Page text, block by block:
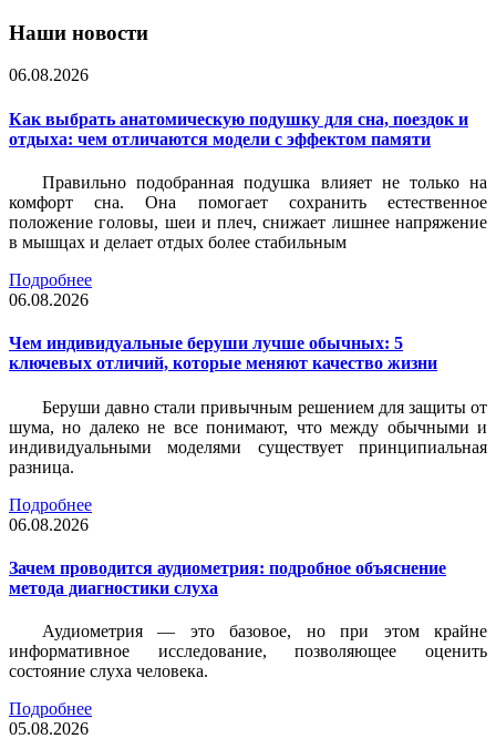
Наши новости
06.08.2026
Как выбрать анатомическую подушку для сна, поездок и
отдыха: чем отличаются модели с эффектом памяти
Правильно подобранная подушка влияет не только на
комфорт сна. Она помогает сохранить естественное
положение головы, шеи и плеч, снижает лишнее напряжение
в мышцах и делает отдых более стабильным
Подробнее
06.08.2026
Чем индивидуальные беруши лучше обычных: 5
ключевых отличий, которые меняют качество жизни
Беруши давно стали привычным решением для защиты от
шума, но далеко не все понимают, что между обычными и
индивидуальными моделями существует принципиальная
разница.
Подробнее
06.08.2026
Зачем проводится аудиометрия: подробное объяснение
метода диагностики слуха
Аудиометрия — это базовое, но при этом крайне
информативное исследование, позволяющее оценить
состояние слуха человека.
Подробнее
05.08.2026